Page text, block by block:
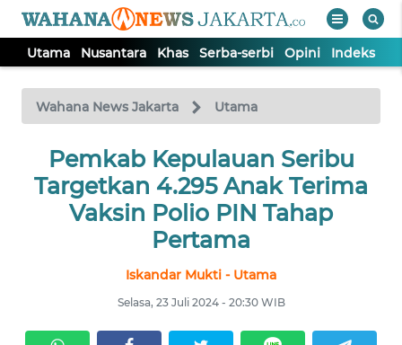
Utama Nusantara Khas Serba-serbi Opini Indeks
Wahana News Jakarta Utama
Pemkab Kepulauan Seribu
Targetkan 4.295 Anak Terima
Vaksin Polio PIN Tahap
Pertama
Iskandar Mukti - Utama
Selasa, 23 Juli 2024 - 20:30 WIB
TV
Tutup
UTAMA
NUSANTARA
SERBI